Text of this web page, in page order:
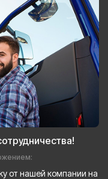
от нашей компании на